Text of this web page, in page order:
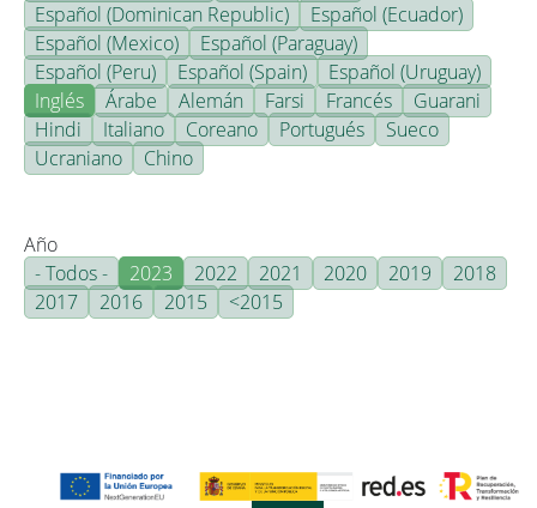
Español (Dominican Republic)
Español (Ecuador)
Español (Mexico)
Español (Paraguay)
Español (Peru)
Español (Spain)
Español (Uruguay)
Inglés
Árabe Alemán Farsi Francés
Guarani
Hindi
Italiano Coreano Portugués
Sueco
Ucraniano
Chino
Año
- Todos -
2023 2022 2021 2020 2019
2018
2017
2016 2015 <2015